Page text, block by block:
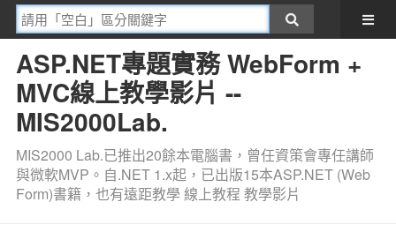
ASP.NET專題實務 WebForm +
MVC線上教學影片 --
MIS2000Lab.
MIS2000 Lab.已推出20餘本電腦書，曾任資策會專任講師
與微軟MVP。自.NET 1.x起，已出版15本ASP.NET (Web
Form)書籍，也有遠距教學 線上教程 教學影片